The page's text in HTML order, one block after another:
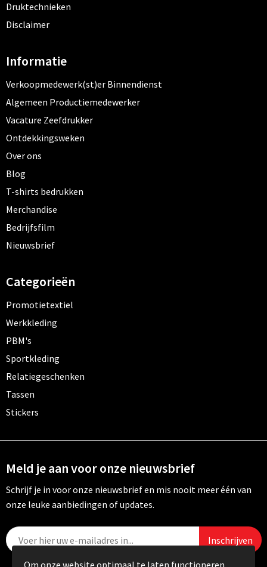
Druktechnieken
Disclaimer
Informatie
Verkoopmedewerk(st)er Binnendienst
Algemeen Productiemedewerker
Vacature Zeefdrukker
Ontdekkingsweken
Over ons
Blog
T-shirts bedrukken
Merchandise
Bedrijfsfilm
Nieuwsbrief
Categorieën
Promotietextiel
Werkkleding
PBM's
Sportkleding
Relatiegeschenken
Tassen
Stickers
Meld je aan voor onze nieuwsbrief
Schrijf je in voor onze nieuwsbrief en mis nooit meer één van
onze leuke aanbiedingen of updates.
Om onze website optimaal te laten functioneren